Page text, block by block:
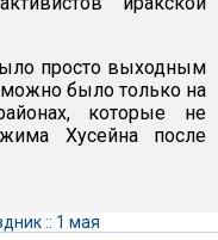
просто выходным
было только на
которые не
Хусейна после
:: 1 мая